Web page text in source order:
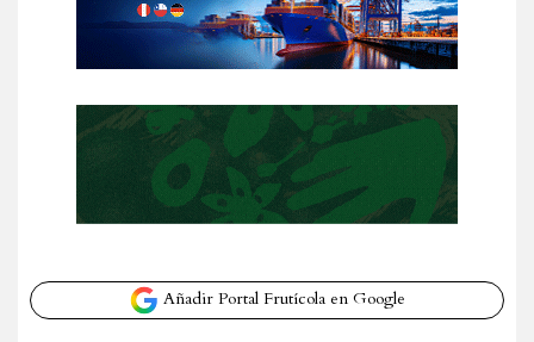
Añadir Portal Frutícola en Google